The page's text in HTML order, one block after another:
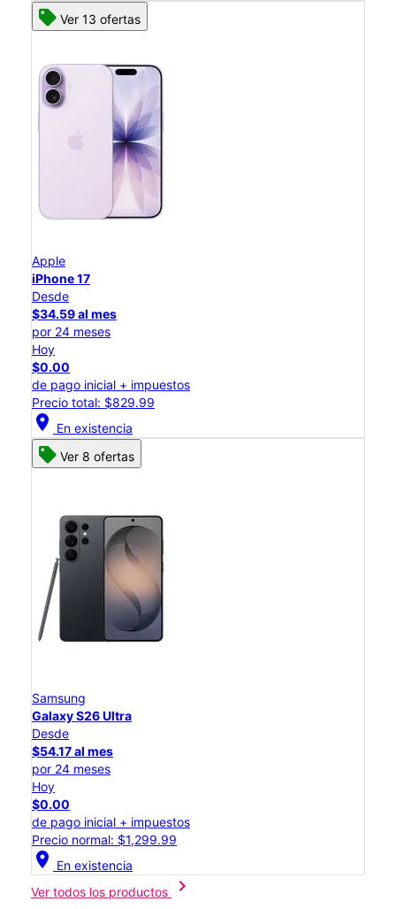
Ver 13 ofertas
Apple
iPhone 17
Desde
$34.59 al mes
por 24 meses
Hoy
$0.00
de pago inicial + impuestos
Precio total: $829.99
location_on En existencia
Ver 8 ofertas
Samsung
Galaxy S26 Ultra
Desde
$54.17 al mes
por 24 meses
Hoy
$0.00
de pago inicial + impuestos
Precio normal: $1,299.99
location_on En existencia
Ver todos los productos
chevron_right